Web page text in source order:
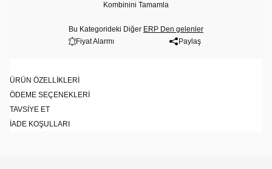
Kombinini Tamamla
Bu Kategorideki Diğer ERP Den gelenler
Fiyat Alarmı
Paylaş
ÜRÜN ÖZELLIKLERI
ÖDEME SEÇENEKLERI
TAVSIYE ET
İADE KOŞULLARI